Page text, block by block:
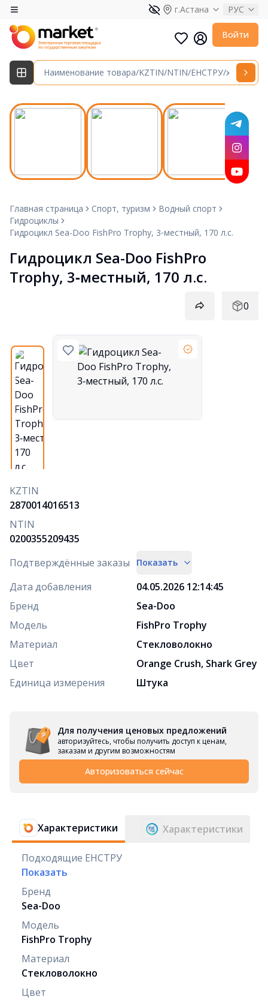
г.Астана РУС
Войти
Главная страница Спорт, туризм
Водный спорт
Гидроциклы
Гидроцикл Sea-Doo FishPro Trophy, 3‑местный, 170 л.с.
Гидроцикл Sea-Doo FishPro
Trophy, 3‑местный, 170 л.с.
0
KZTIN
2870014016513
NTIN
0200355209435
Подтверждённые заказы
Показать
Дата добавления
04.05.2026 12:14:45
Бренд
Sea-Doo
Модель
FishPro Trophy
Материал
Стекловолокно
Цвет
Orange Crush, Shark Grey
Единица измерения
Штука
Для получения ценовых предложений
авторизуйтесь, чтобы получить доступ к ценам,
заказам и другим возможностям
Авторизоваться сейчас
Характеристики Характеристики
Подходящие ЕНСТРУ
Показать
Бренд
Sea-Doo
Модель
FishPro Trophy
Материал
Стекловолокно
Цвет